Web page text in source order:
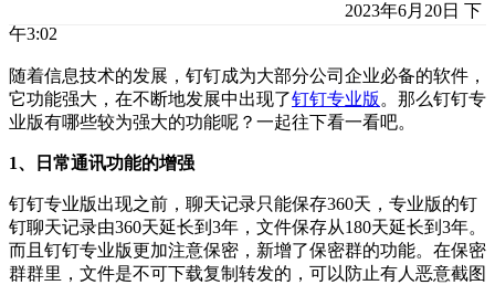
2023年6月20日 下
午3:02
随着信息技术的发展，钉钉成为大部分公司企业必备的软件，
它功能强大，在不断地发展中出现了钉钉专业版。那么钉钉专
业版有哪些较为强大的功能呢？一起往下看一看吧。
1、日常通讯功能的增强
钉钉专业版出现之前，聊天记录只能保存360天，专业版的钉
钉聊天记录由360天延长到3年，文件保存从180天延长到3年。
而且钉钉专业版更加注意保密，新增了保密群的功能。在保密
群群里，文件是不可下载复制转发的，可以防止有人恶意截图